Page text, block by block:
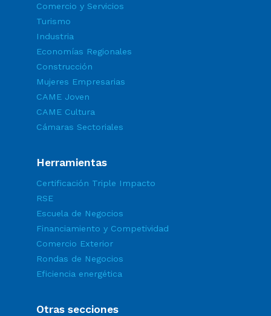
Comercio y Servicios
Turismo
Industria
Economías Regionales
Construcción
Mujeres Empresarias
CAME Joven
CAME Cultura
Cámaras Sectoriales
Herramientas
Certificación Triple Impacto
RSE
Escuela de Negocios
Financiamiento y Competividad
Comercio Exterior
Rondas de Negocios
Eficiencia energética
Otras secciones